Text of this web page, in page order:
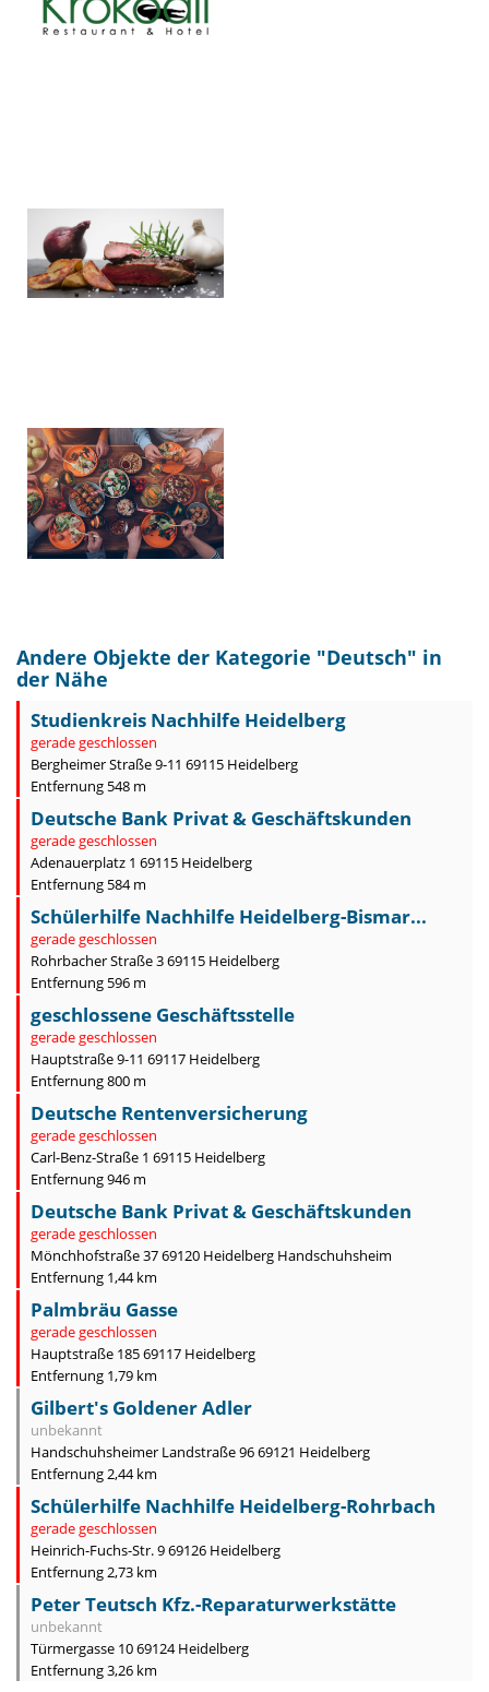
Andere Objekte der Kategorie "Deutsch" in
der Nähe
Studienkreis Nachhilfe Heidelberg
gerade geschlossen
Bergheimer Straße 9-11 69115 Heidelberg
Entfernung 548 m
Deutsche Bank Privat & Geschäftskunden
gerade geschlossen
Adenauerplatz 1 69115 Heidelberg
Entfernung 584 m
Schülerhilfe Nachhilfe Heidelberg-Bismar...
gerade geschlossen
Rohrbacher Straße 3 69115 Heidelberg
Entfernung 596 m
geschlossene Geschäftsstelle
gerade geschlossen
Hauptstraße 9-11 69117 Heidelberg
Entfernung 800 m
Deutsche Rentenversicherung
gerade geschlossen
Carl-Benz-Straße 1 69115 Heidelberg
Entfernung 946 m
Deutsche Bank Privat & Geschäftskunden
gerade geschlossen
Mönchhofstraße 37 69120 Heidelberg Handschuhsheim
Entfernung 1,44 km
Palmbräu Gasse
gerade geschlossen
Hauptstraße 185 69117 Heidelberg
Entfernung 1,79 km
Gilbert's Goldener Adler
unbekannt
Handschuhsheimer Landstraße 96 69121 Heidelberg
Entfernung 2,44 km
Schülerhilfe Nachhilfe Heidelberg-Rohrbach
gerade geschlossen
Heinrich-Fuchs-Str. 9 69126 Heidelberg
Entfernung 2,73 km
Peter Teutsch Kfz.-Reparaturwerkstätte
unbekannt
Türmergasse 10 69124 Heidelberg
Entfernung 3,26 km